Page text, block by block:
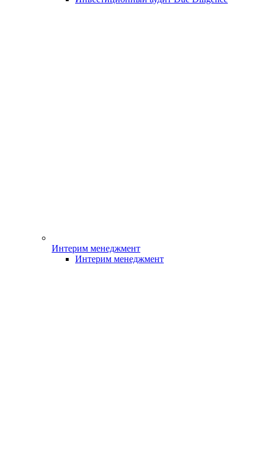
Интерим менеджмент
Интерим менеджмент